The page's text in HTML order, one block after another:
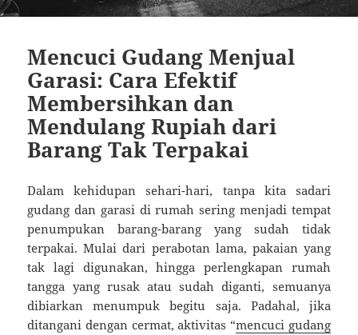
Mencuci Gudang Menjual
Garasi: Cara Efektif
Membersihkan dan
Mendulang Rupiah dari
Barang Tak Terpakai
Dalam kehidupan sehari-hari, tanpa kita sadari
gudang dan garasi di rumah sering menjadi tempat
penumpukan barang-barang yang sudah tidak
terpakai. Mulai dari perabotan lama, pakaian yang
tak lagi digunakan, hingga perlengkapan rumah
tangga yang rusak atau sudah diganti, semuanya
dibiarkan menumpuk begitu saja. Padahal, jika
ditangani dengan cermat, aktivitas “mencuci gudang